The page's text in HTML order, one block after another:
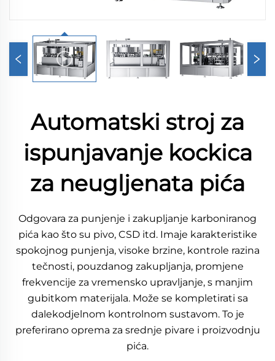
Automatski stroj za
ispunjavanje kockica
za neugljenata pića
Odgovara za punjenje i zakupljanje karboniranog
pića kao što su pivo, CSD itd. Imaje karakteristike
spokojnog punjenja, visoke brzine, kontrole razina
tečnosti, pouzdanog zakupljanja, promjene
frekvencije za vremensko upravljanje, s manjim
gubitkom materijala. Može se kompletirati sa
dalekodjelnom kontrolnom sustavom. To je
preferirano oprema za srednje pivare i proizvodnju
pića.